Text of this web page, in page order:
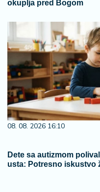
okuplja pred Bogom
08. 08. 2026 16:10
Dete sa autizmom
usta: Potresno iskustvo